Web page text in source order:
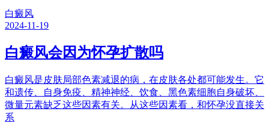
白癜风
2024-11-19
白癜风会因为怀孕扩散吗
白癜风是皮肤局部色素减退的病，在皮肤各处都可能发生。它
和遗传、自身免疫、精神神经、饮食、黑色素细胞自身破坏、
微量元素缺乏这些因素有关。从这些因素看，和怀孕没直接关
系